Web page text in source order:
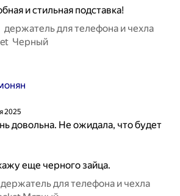
и стильная подставка!
для телефона и чехла
Черный
2025
довольна. Не ожидала, что будет
еще черного зайца.
для телефона и чехла